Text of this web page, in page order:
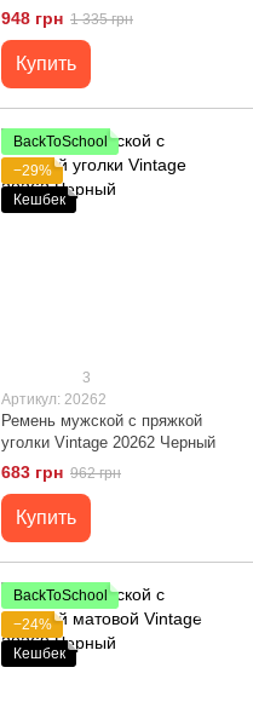
кожи GRANDE PELLE 11676
Черный
948 грн 1 335 грн
Купить
BackToSchool
−29%
Кешбек
3
Артикул: 20262
Ремень мужской с пряжкой
уголки Vintage 20262 Черный
683 грн 962 грн
Купить
BackToSchool
−24%
Кешбек